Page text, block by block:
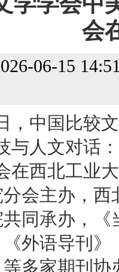
会
06-15
，中国比较
与人文对话
在西北工业
分会主办，
同承办，
《外语导刊
多家期刊